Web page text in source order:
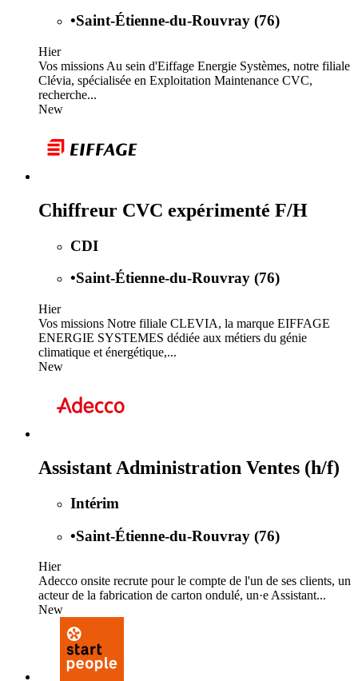
•Saint-Étienne-du-Rouvray (76)
Hier
Vos missions Au sein d'Eiffage Energie Systèmes, notre filiale
Clévia, spécialisée en Exploitation Maintenance CVC,
recherche...
New
Chiffreur CVC expérimenté F/H
CDI
•Saint-Étienne-du-Rouvray (76)
Hier
Vos missions Notre filiale CLEVIA, la marque EIFFAGE
ENERGIE SYSTEMES dédiée aux métiers du génie
climatique et énergétique,...
New
Assistant Administration Ventes (h/f)
Intérim
•Saint-Étienne-du-Rouvray (76)
Hier
Adecco onsite recrute pour le compte de l'un de ses clients, un
acteur de la fabrication de carton ondulé, un·e Assistant...
New